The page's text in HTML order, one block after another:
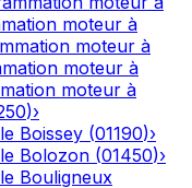
moteur à
moteur à
moteur à
moteur à
)›
Boissey (01190)›
Bolozon (01450)›
Bouligneux